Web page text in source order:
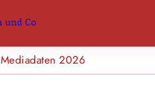
Mediadaten 2026